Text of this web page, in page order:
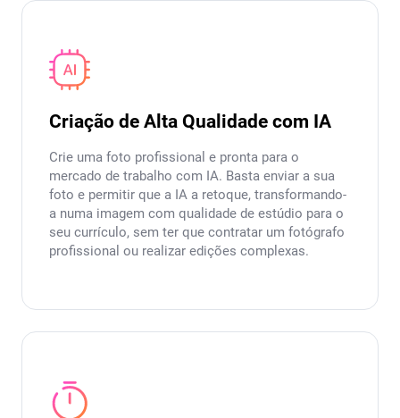
Criação de Alta Qualidade com IA
Crie uma foto profissional e pronta para o
mercado de trabalho com IA. Basta enviar a sua
foto e permitir que a IA a retoque, transformando-
a numa imagem com qualidade de estúdio para o
seu currículo, sem ter que contratar um fotógrafo
profissional ou realizar edições complexas.